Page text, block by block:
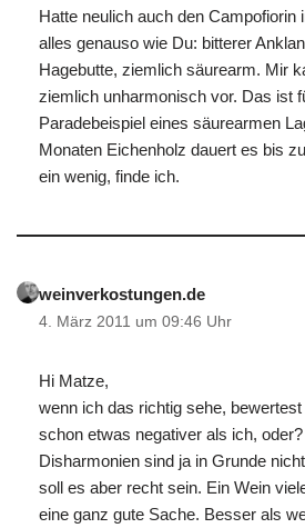
Hatte neulich auch den Campofiorin
alles genauso wie Du: bitterer
Hagebutte, ziemlich säurearm. Mir
ziemlich unharmonisch vor. Das ist
Paradebeispiel eines säurearmen
Monaten Eichenholz dauert es bis
ein wenig, finde ich.
weinverkostungen.de
4. März 2011 um 09:46 Uhr
Hi Matze,
wenn ich das richtig sehe,
schon etwas negativer als ich,
Disharmonien sind ja in Grunde
soll es aber recht sein. Ein Wein
eine ganz gute Sache. Besser als